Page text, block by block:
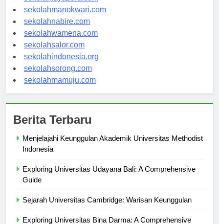
sekolahjayapura.com
sekolahmanokwari.com
sekolahnabire.com
sekolahwamena.com
sekolahsalor.com
sekolahindonesia.org
sekolahsorong.com
Menjelajahi Keunggulan Akademik Universitas Methodist
Exploring Universitas Udayana Bali: A Comprehensive